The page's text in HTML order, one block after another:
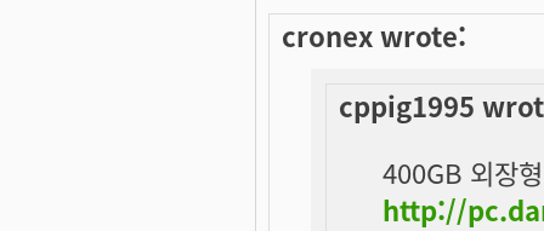
cronex wrote:
cppig1995
400GB 외장
http://